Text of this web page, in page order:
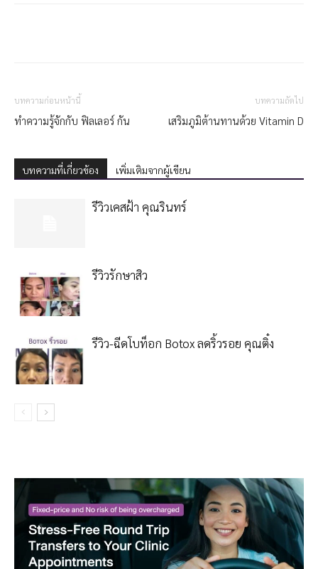
บทความก่อนหน้านี้
ทำความรู้จักกับ ฟิลเลอร์ กัน
บทความถัดไป
เสริมภูมิต้านทานด้วย Vitamin D
บทความที่เกี่ยวข้อง เพิ่มเติมจากผู้เขียน
รีวิวเคสฝ้า คุณรินทร์
รีวิวรักษาสิว
รีวิว-ฉีดโบท็อก Botox ลดริ้วรอย คุณติ๋ง